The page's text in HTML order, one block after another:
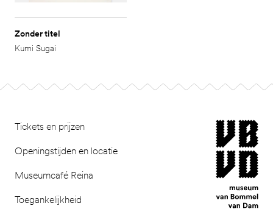
Zonder titel
Kumi Sugai
Tickets en prijzen
Openingstijden en locatie
Museumcafé Reina
Toegankelijkheid
museum van